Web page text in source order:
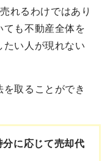
れるわけではあり
ても不動産全体を
たい人が現れない
取ることができ
に応じて売却代